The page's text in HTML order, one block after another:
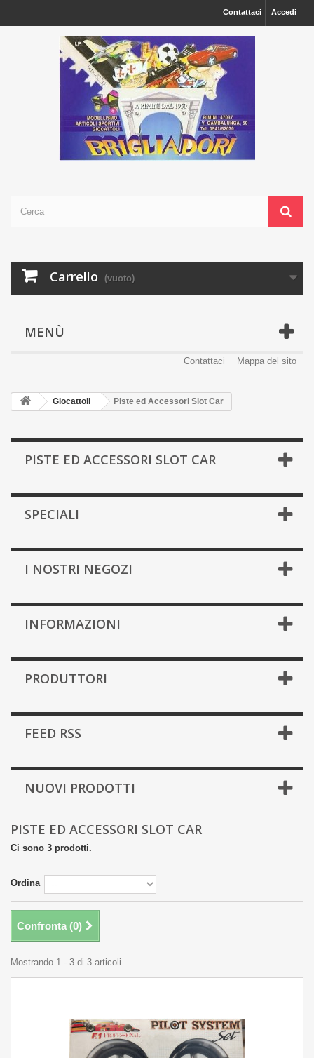
Accedi
Contattaci
Carrello (vuoto)
MENÙ
Contattaci Mappa del sito
Giocattoli Piste ed Accessori Slot Car
PISTE ED ACCESSORI SLOT CAR
SPECIALI
I NOSTRI NEGOZI
INFORMAZIONI
PRODUTTORI
FEED RSS
NUOVI PRODOTTI
PISTE ED ACCESSORI SLOT CAR
Ci sono 3 prodotti.
Ordina
Confronta (0)
Mostrando 1 - 3 di 3 articoli